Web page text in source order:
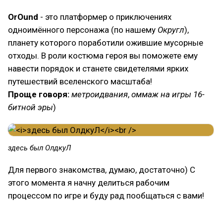
OrOund - это платформер о приключениях
одноимённого персонажа (по нашему Округл),
планету которого поработили ожившие мусорные
отходы. В роли костюма героя вы поможете ему
навести порядок и станете свидетелями ярких
путешествий вселенского масштаба!
Проще говоря: метроидвания, оммаж на игры 16-
битной эры)
здесь был ОлдкуЛ
Для первого знакомства, думаю, достаточно) С
этого момента я начну делиться рабочим
процессом по игре и буду рад пообщаться с вами!